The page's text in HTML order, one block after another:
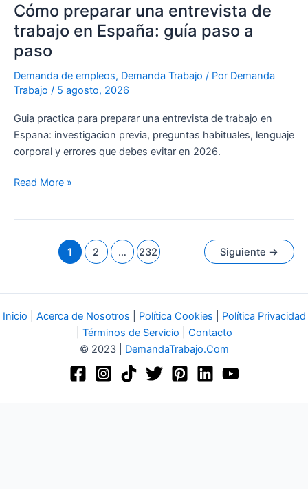
Cómo preparar una entrevista de
trabajo en España: guía paso a
paso
Demanda de empleos, Demanda Trabajo / Por Demanda
Trabajo / 5 agosto, 2026
Guia practica para preparar una entrevista de trabajo en
Espana: investigacion previa, preguntas habituales, lenguaje
corporal y errores que debes evitar en 2026.
paso
Read More »
1 2 … 232 Siguiente →
Inicio Acerca de Nosotros Política Cookies
Política Privacidad
Términos de Servicio
Contacto
© 2023 | DemandaTrabajo.Com